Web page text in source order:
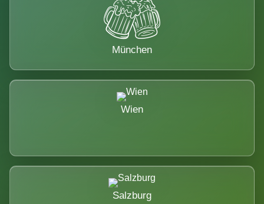
München
Wien
Salzburg